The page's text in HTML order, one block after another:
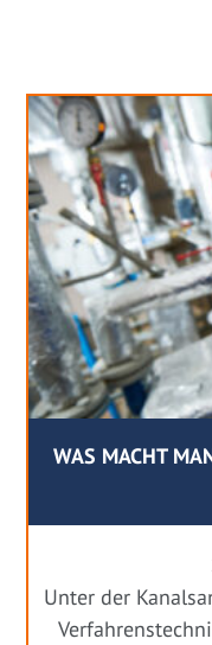
WAS MACHT
Unter der